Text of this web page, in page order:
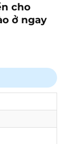
cho
ở ngay